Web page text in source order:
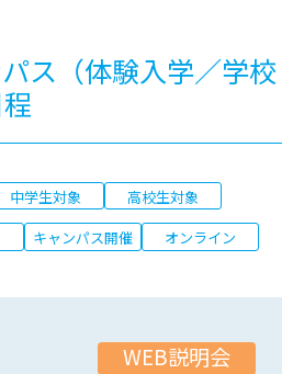
ス（体験入学／学校
中学生対象 高校生対象
キャンパス開催 オンライン
WEB説明会